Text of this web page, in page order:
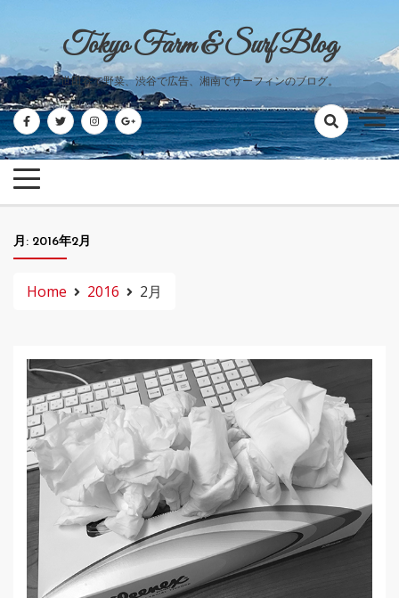
content
Tokyo Farm & Surf Blog
世田谷で野菜、渋谷で広告、湘南でサーフィンのブログ。
月: 2016年2月
Home 2016 2月